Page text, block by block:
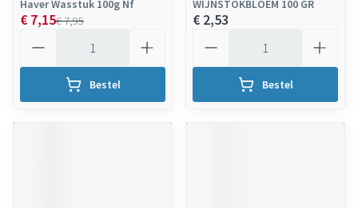
Haver Wasstuk 100g Nf
€ 7,95
€ 7,15
Bestel
WIJNSTOKBLOEM 100 GR
€ 2,53
Bestel